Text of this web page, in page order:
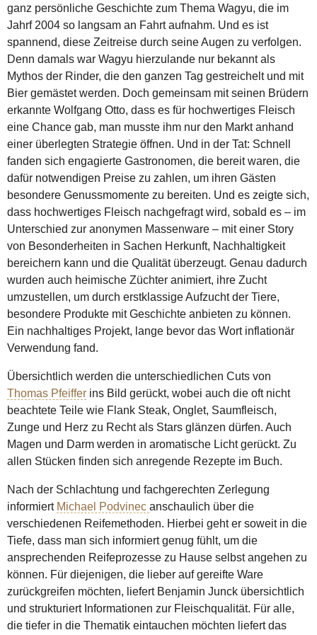
ganz persönliche Geschichte zum Thema Wagyu, die im
Jahrf 2004 so langsam an Fahrt aufnahm. Und es ist
spannend, diese Zeitreise durch seine Augen zu verfolgen.
Denn damals war Wagyu hierzulande nur bekannt als
Mythos der Rinder, die den ganzen Tag gestreichelt und mit
Bier gemästet werden. Doch gemeinsam mit seinen Brüdern
erkannte Wolfgang Otto, dass es für hochwertiges Fleisch
eine Chance gab, man musste ihm nur den Markt anhand
einer überlegten Strategie öffnen. Und in der Tat: Schnell
fanden sich engagierte Gastronomen, die bereit waren, die
dafür notwendigen Preise zu zahlen, um ihren Gästen
besondere Genussmomente zu bereiten. Und es zeigte sich,
dass hochwertiges Fleisch nachgefragt wird, sobald es – im
Unterschied zur anonymen Massenware – mit einer Story
von Besonderheiten in Sachen Herkunft, Nachhaltigkeit
bereichern kann und die Qualität überzeugt. Genau dadurch
wurden auch heimische Züchter animiert, ihre Zucht
umzustellen, um durch erstklassige Aufzucht der Tiere,
besondere Produkte mit Geschichte anbieten zu können.
Ein nachhaltiges Projekt, lange bevor das Wort inflationär
Verwendung fand.
Übersichtlich werden die unterschiedlichen Cuts von
Thomas Pfeiffer ins Bild gerückt, wobei auch die oft nicht
beachtete Teile wie Flank Steak, Onglet, Saumfleisch,
Zunge und Herz zu Recht als Stars glänzen dürfen. Auch
Magen und Darm werden in aromatische Licht gerückt. Zu
allen Stücken finden sich anregende Rezepte im Buch.
Nach der Schlachtung und fachgerechten Zerlegung
informiert Michael Podvinec anschaulich über die
verschiedenen Reifemethoden. Hierbei geht er soweit in die
Tiefe, dass man sich informiert genug fühlt, um die
ansprechenden Reifeprozesse zu Hause selbst angehen zu
können. Für diejenigen, die lieber auf gereifte Ware
zurückgreifen möchten, liefert Benjamin Junck übersichtlich
und strukturiert Informationen zur Fleischqualität. Für alle,
die tiefer in die Thematik eintauchen möchten liefert das